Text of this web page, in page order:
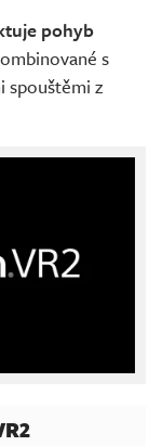
pohyb
s
spouštěmi z